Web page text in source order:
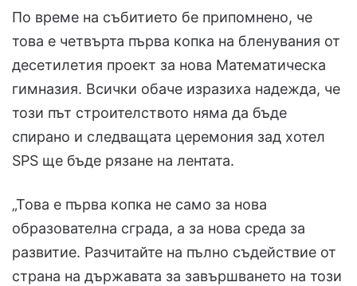
По време на събитието бе припомнено, че
това е четвърта първа копка на бленувания от
десетилетия проект за нова Математическа
гимназия. Всички обаче изразиха надежда, че
този път строителството няма да бъде
спирано и следващата церемония зад хотел
SPS ще бъде рязане на лентата.
„Това е първа копка не само за нова
образователна сграда, а за нова среда за
развитие. Разчитайте на пълно съдействие от
страна на държавата за завършването на този